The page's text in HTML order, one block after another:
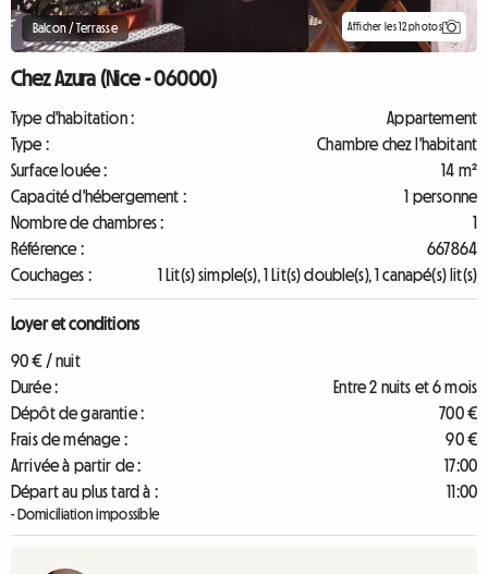
Balcon / Terrasse Afficher les 12 photos
Chez Azura (Nice - 06000)
Type d'habitation :
Appartement
Type :
Chambre chez l'habitant
Surface louée :
14 m²
Capacité d'hébergement :
1 personne
Nombre de chambres :
1
Référence :
667864
Couchages :
1 Lit(s) simple(s), 1 Lit(s) double(s), 1 canapé(s) lit(s)
Loyer et conditions
90 € / nuit
Durée :
Entre 2 nuits et 6 mois
Dépôt de garantie :
700 €
Frais de ménage :
90 €
Arrivée à partir de :
17:00
Départ au plus tard à :
11:00
- Domiciliation impossible